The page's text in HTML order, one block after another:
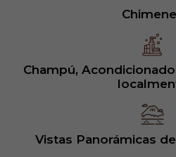
Champú,
Vistas Panorámicas